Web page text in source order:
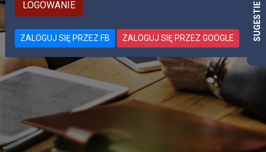
OFERTY PRACY W CAŁEJ EUROPIE
Ogłoszenia Praca
ZALOGUJ SIĘ PRZEZ FB ZALOGUJ SIĘ PRZEZ GOOGLE SUGESTIE